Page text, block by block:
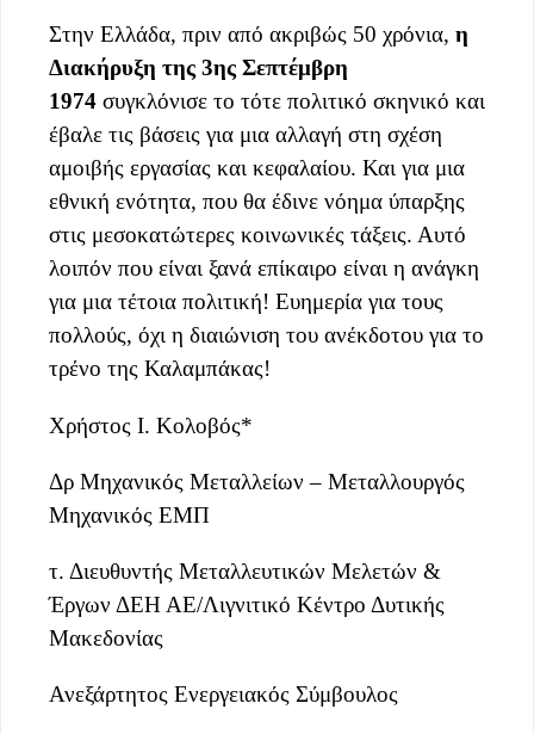
Στην Ελλάδα, πριν από ακριβώς 50 χρόνια, η
Διακήρυξη της 3ης Σεπτέμβρη
1974 συγκλόνισε το τότε πολιτικό σκηνικό και
έβαλε τις βάσεις για μια αλλαγή στη σχέση
αμοιβής εργασίας και κεφαλαίου. Και για μια
εθνική ενότητα, που θα έδινε νόημα ύπαρξης
στις μεσοκατώτερες κοινωνικές τάξεις. Αυτό
λοιπόν που είναι ξανά επίκαιρο είναι η ανάγκη
για μια τέτοια πολιτική! Ευημερία για τους
πολλούς, όχι η διαιώνιση του ανέκδοτου για το
τρένο της Καλαμπάκας!
Χρήστος Ι. Κολοβός*
Δρ Μηχανικός Μεταλλείων – Μεταλλουργός
Μηχανικός ΕΜΠ
τ. Διευθυντής Μεταλλευτικών Μελετών &
Έργων ΔΕΗ ΑΕ/Λιγνιτικό Κέντρο Δυτικής
Μακεδονίας
Ανεξάρτητος Ενεργειακός Σύμβουλος